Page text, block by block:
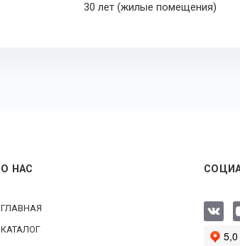
30 лет (жилые помещения)
О НАС
ГЛАВНАЯ
КАТАЛОГ